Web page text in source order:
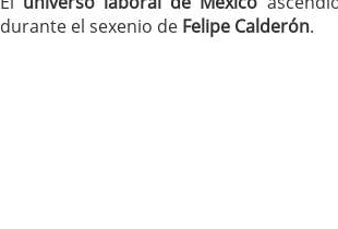
durante el sexenio de Felipe Calderón.